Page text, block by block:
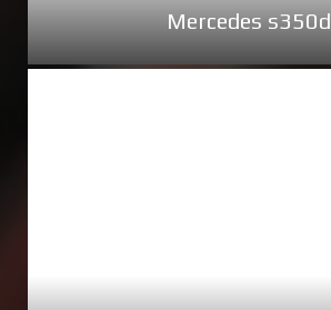
Mercedes s350d